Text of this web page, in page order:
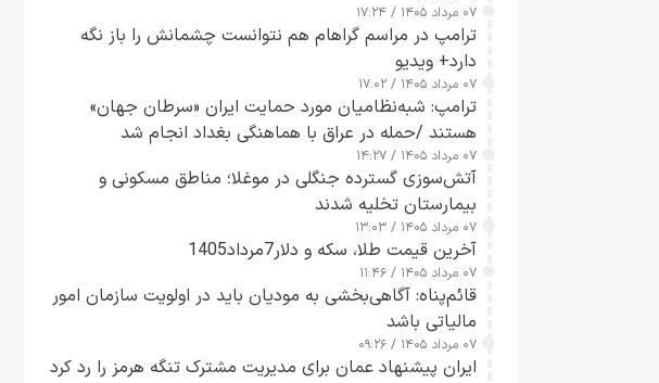
۰۷ مرداد ۱۴۰۵ / ۱۷:۲۴
ترامپ در مراسم گراهام هم نتوانست چشمانش را باز نگه
دارد+ ویدیو
۰۷ مرداد ۱۴۰۵ / ۱۷:۰۲
ترامپ: شبه‌نظامیان مورد حمایت ایران «سرطان جهان»
هستند /حمله در عراق با هماهنگی بغداد انجام شد
۰۷ مرداد ۱۴۰۵ / ۱۴:۲۷
آتش‌سوزی گسترده جنگلی در موغلا؛ مناطق مسکونی و
بیمارستان تخلیه شدند
۰۷ مرداد ۱۴۰۵ / ۱۳:۰۳
آخرین قیمت طلا، سکه و دلار7مرداد1405
۰۷ مرداد ۱۴۰۵ / ۱۱:۴۶
قائم‌پناه: آگاهی‌بخشی به مودیان باید در اولویت سازمان امور
مالیاتی باشد
۰۷ مرداد ۱۴۰۵ / ۰۹:۲۶
ایران پیشنهاد عمان برای مدیریت مشترک تنگه هرمز را رد کرد